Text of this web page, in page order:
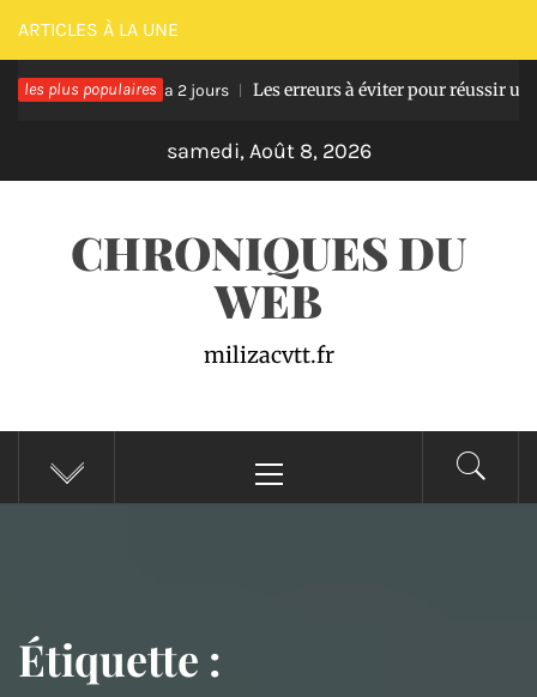
Passer
au
contenu
ARTICLES À LA UNE
les plus populaires
Il y a 2 jours Les erreurs à éviter pour réussir une pâte à
samedi, Août 8, 2026
CHRONIQUES DU
WEB
milizacvtt.fr
principal
Étiquette :